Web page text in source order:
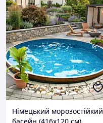
Німецький морозостійкий